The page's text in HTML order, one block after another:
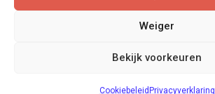
Weiger
Bekijk voorkeuren
CookiebeleidPrivacyverklaring